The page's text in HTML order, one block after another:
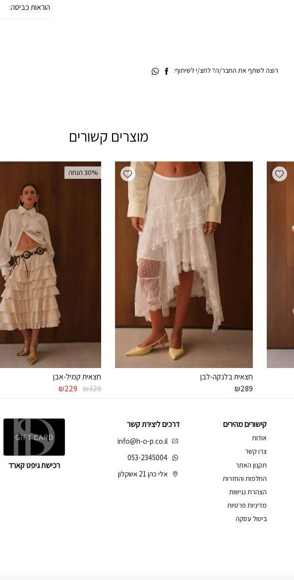
הוראות כביסה:
רוצה לשתף את החבר/ה? לחצ/י לשיתוף:
מוצרים קשורים
Add wishlist
Add wishlist
חצאית בלנקה-לבן
₪289
‫30% הנחה
חצאית קמיל-אבן
₪329
המחיר₪229
קישורים מהירים
אודות
צרו קשר
תקנון האתר
החלפות והחזרות
הצהרת נגישות
מדיניות פרטיות
ביטול עסקה
דרכים ליצירת קשר
info@h-o-p.co.il
053-2345004
אלי כהן 21 אשקלון
רכישת גיפט קארד